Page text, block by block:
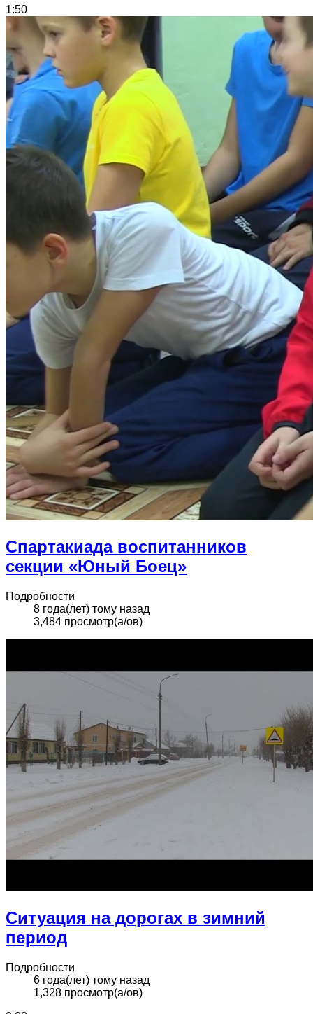
1:50
Спартакиада воспитанников
секции «Юный Боец»
Подробности
8 года(лет) тому назад
3,484 просмотр(а/ов)
Ситуация на дорогах в зимний
период
Подробности
6 года(лет) тому назад
1,328 просмотр(а/ов)